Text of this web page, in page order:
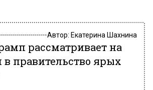
Автор: Екатерина Шахнина
рассматривает на
правительство ярых